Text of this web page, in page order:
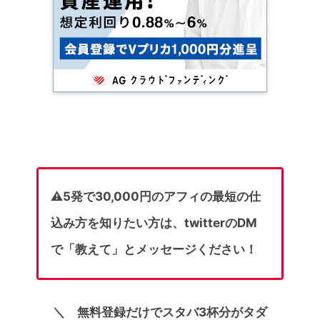
⚠️5発で30,000円のアフィの最短の仕
込み方を知りたい方は、twitterのDM
で「教えて」とメッセージください！
＼ 無料登録だけでスタバ3杯分がタダ